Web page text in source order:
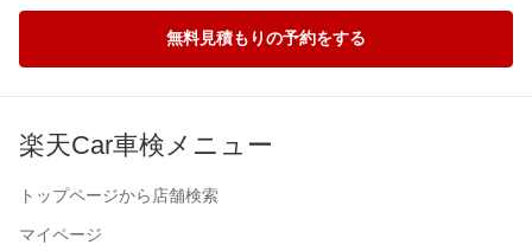
無料見積もりの予約をする
楽天Car車検メニュー
トップページから店舗検索
マイページ